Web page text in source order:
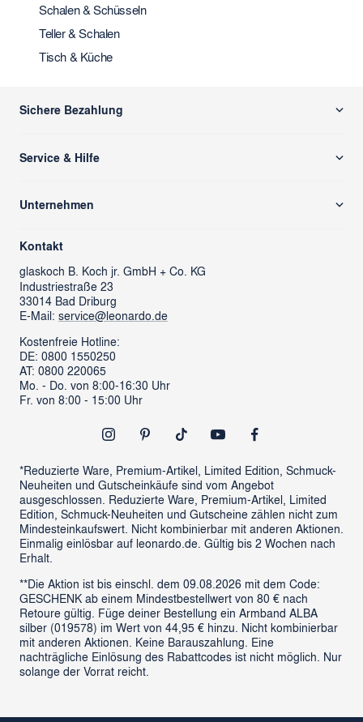
Schalen & Schüsseln
Teller & Schalen
Tisch & Küche
Sichere Bezahlung
Unternehmen
Über uns
LEONARDO News
Karriere
Verantwortung
ProSales Gastronomie
LIVING Möbel
Newsletter
Service & Hilfe
Kontaktformular
Ansprechpartner & Presse
LEONARDO Firmengeschenke
FAQs
Händlersuche
Retoure anmelden
Vertrag widerrufen
Kontakt
glaskoch B. Koch jr. GmbH + Co. KG
Industriestraße 23
33014 Bad Driburg
E-Mail: service@leonardo.de
Kostenfreie Hotline:
DE: 0800 1550250
AT: 0800 220065
Mo. - Do. von 8:00-16:30 Uhr
Fr. von 8:00 - 15:00 Uhr
*Reduzierte Ware, Premium-Artikel, Limited Edition, Schmuck-
Neuheiten und Gutscheinkäufe sind vom Angebot
ausgeschlossen. Reduzierte Ware, Premium-Artikel, Limited
Edition, Schmuck-Neuheiten und Gutscheine zählen nicht zum
Mindesteinkaufswert. Nicht kombinierbar mit anderen Aktionen.
Einmalig einlösbar auf leonardo.de. Gültig bis 2 Wochen nach
Erhalt.
**Die Aktion ist bis einschl. dem 09.08.2026 mit dem Code:
GESCHENK ab einem Mindestbestellwert von 80 € nach
Retoure gültig. Füge deiner Bestellung ein Armband ALBA
silber (019578) im Wert von 44,95 € hinzu. Nicht kombinierbar
mit anderen Aktionen. Keine Barauszahlung. Eine
nachträgliche Einlösung des Rabattcodes ist nicht möglich. Nur
solange der Vorrat reicht.